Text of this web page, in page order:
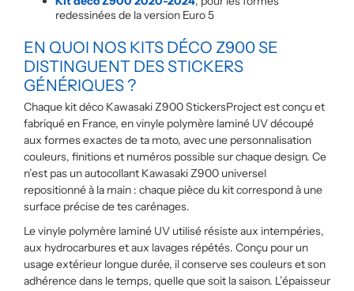
redessinées de la version Euro 5
EN QUOI NOS KITS DÉCO Z900 SE
DISTINGUENT DES STICKERS
GÉNÉRIQUES ?
Chaque kit déco Kawasaki Z900 StickersProject est conçu et
fabriqué en France, en vinyle polymère laminé UV découpé
aux formes exactes de ta moto, avec une personnalisation
couleurs, finitions et numéros possible sur chaque design. Ce
n’est pas un autocollant Kawasaki Z900 universel
repositionné à la main : chaque pièce du kit correspond à une
surface précise de tes carénages.
Le vinyle polymère laminé UV utilisé résiste aux intempéries,
aux hydrocarbures et aux lavages répétés. Conçu pour un
usage extérieur longue durée, il conserve ses couleurs et son
adhérence dans le temps, quelle que soit la saison. L’épaisseur